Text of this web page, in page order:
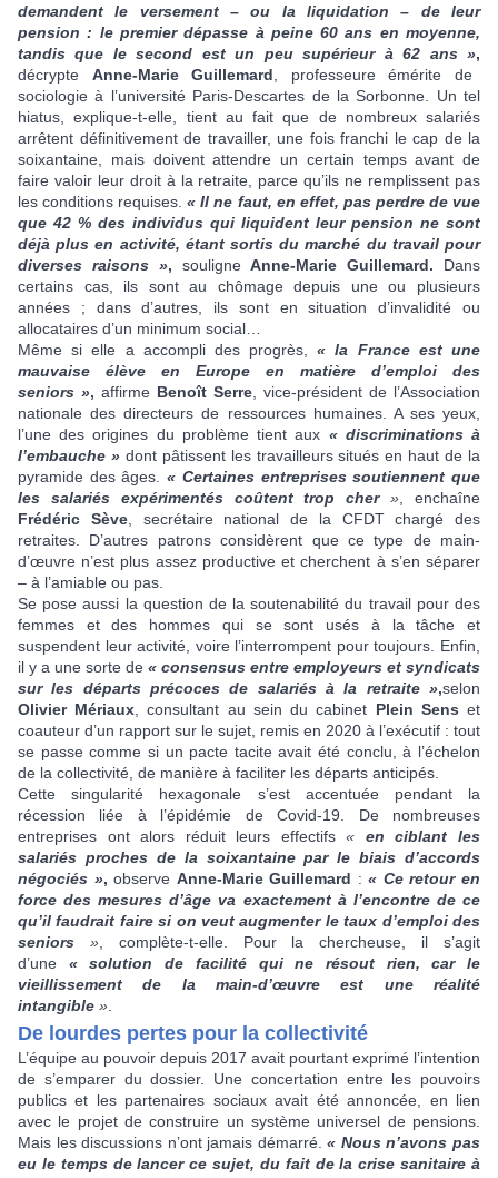
demandent le versement – ou la liquidation – de leur
pension : le premier dépasse à peine 60 ans en moyenne,
tandis que le second est un peu supérieur à 62 ans »,
décrypte Anne-Marie Guillemard , professeure émérite de
sociologie à l’université Paris-Descartes de la Sorbonne. Un tel
hiatus, explique-t-elle, tient au fait que de nombreux salariés
arrêtent définitivement de travailler, une fois franchi le cap de la
soixantaine, mais doivent attendre un certain temps avant de
faire valoir leur droit à la retraite, parce qu’ils ne remplissent pas
les conditions requises.« Il ne faut, en effet, pas perdre de vue
que 42 % des individus qui liquident leur pension ne sont
déjà plus en activité, étant sortis du marché du travail pour
diverses raisons », souligneAnne-Marie Guillemard. Dans
certains cas, ils sont au chômage depuis une ou plusieurs
années ; dans d’autres, ils sont en situation d’invalidité ou
allocataires d’un minimum social…
Même si elle a accompli des progrès,« la France est une
mauvaise élève en Europe en matière d’emploi des
seniors », affirme Benoît Serre , vice-président de l’Association
nationale des directeurs de ressources humaines. A ses yeux,
l’une des origines du problème tient aux « discriminations à
l’embauche »dont pâtissent les travailleurs situés en haut de la
pyramide des âges.« Certaines entreprises soutiennent que
les salariés expérimentés coûtent trop cher» , enchaîne
Frédéric Sève, secrétaire national de la CFDT chargé des
retraites. D’autres patrons considèrent que ce type de main-
d’œuvre n’est plus assez productive et cherchent à s’en séparer
– à l’amiable ou pas.
Se pose aussi la question de la soutenabilité du travail pour des
femmes et des hommes qui se sont usés à la tâche et
suspendent leur activité, voire l’interrompent pour toujours. Enfin,
il y a une sorte de « consensus entre employeurs et syndicats
sur les départs précoces de salariés à la retraite »,selon
Olivier Mériaux , consultant au sein du cabinet Plein Sens et
coauteur d’un rapport sur le sujet, remis en 2020 à l’exécutif : tout
se passe comme si un pacte tacite avait été conclu, à l’échelon
de la collectivité, de manière à faciliter les départs anticipés.
Cette singularité hexagonale s’est accentuée pendant la
récession liée à l’épidémie de Covid-19. De nombreuses
entreprises ont alors réduit leurs effectifs« en ciblant les
salariés proches de la soixantaine par le biais d’accords
négociés »,observe Anne-Marie Guillemard :« Ce retour en
force des mesures d’âge va exactement à l’encontre de ce
qu’il faudrait faire si on veut augmenter le taux d’emploi des
seniors », complète-t-elle. Pour la chercheuse, il s’agit
d’une « solution de facilité qui ne résout rien, car le
vieillissement de la main-d’œuvre est une réalité
intangible »
De lourdes pertes pour la collectivité
L’équipe au pouvoir depuis 2017 avait pourtant exprimé l’intention
de s’emparer du dossier. Une concertation entre les pouvoirs
publics et les partenaires sociaux avait été annoncée, en lien
avec le projet de construire un système universel de pensions.
Mais les discussions n’ont jamais démarré.« Nous n’avons pas
eu le temps de lancer ce sujet, du fait de la crise sanitaire à